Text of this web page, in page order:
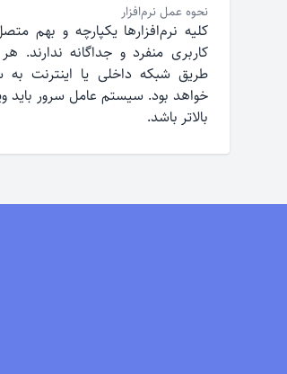
نحوه عمل نرم‌افزار
کلیه نرم‌افزارها یکپارچه و بهم
کاربری منفرد و جداگانه ندارند.
طریق شبکه داخلی یا اینترنت به
بالاتر باشد.